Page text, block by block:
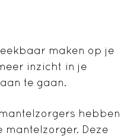
maken op je
inzicht in je
te gaan.
hebben
Deze